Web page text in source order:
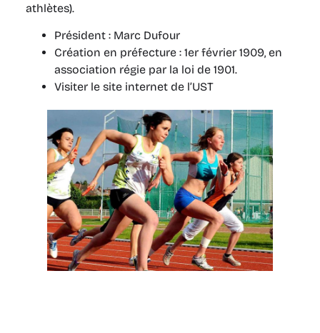
athlètes).
Président : Marc Dufour
Création en préfecture : 1er février 1909, en
association régie par la loi de 1901.
Visiter le site internet de l’UST